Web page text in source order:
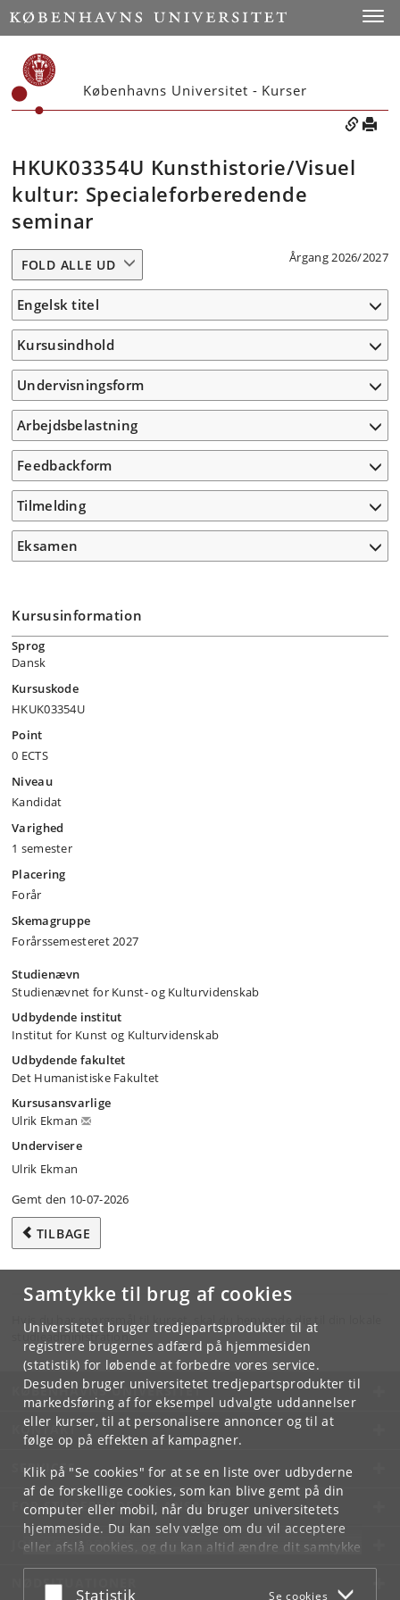
Samtykke til brug af cookies
Universitetet bruger tredjepartsprodukter til at
registrere brugernes adfærd på hjemmesiden
(statistik) for løbende at forbedre vores service.
Desuden bruger universitetet tredjepartsprodukter til
markedsføring af for eksempel udvalgte uddannelser
eller kurser, til at personalisere annoncer og til at
følge op på effekten af kampagner.
Klik på "Se cookies" for at se en liste over udbyderne
af de forskellige cookies, som kan blive gemt på din
computer eller mobil, når du bruger universitetets
hjemmeside. Du kan selv vælge om du vil acceptere
eller afslå cookies, og du kan altid ændre dit samtykke
underCookie- og privatlivspolitiksom du finder i
bunden af hver side.
Acceptér eller afslå
Statistik Se cookies
Københavns Universitet - Kurser
HKUK03354U Kunsthistorie/Visuel
kultur: Specialeforberedende
seminar
Årgang 2026/2027
FOLD ALLE UD
Engelsk titel
Kursusindhold
Undervisningsform
Arbejdsbelastning
Feedbackform
Tilmelding
Eksamen
Kursusinformation
Sprog
Dansk
Kursuskode
HKUK03354U
Point
0 ECTS
Niveau
Kandidat
Varighed
1 semester
Placering
Forår
Skemagruppe
Forårssemesteret 2027
Studienævn
Studienævnet for Kunst- og Kulturvidenskab
Udbydende institut
Institut for Kunst og Kulturvidenskab
Udbydende fakultet
Det Humanistiske Fakultet
Kursusansvarlige
Ulrik Ekman
Undervisere
Ulrik Ekman
Gemt den 10-07-2026
TILBAGE
Hvis du har spørgsmål til kurset, skal du henvende dig til din lokale
studieadministration.
KØBENHAVNS UNIVERSITET
KONTAKT
SERVICES
FOR STUDERENDE OG ANSATTE
JOB OG KARRIERE
NØDSITUATIONER